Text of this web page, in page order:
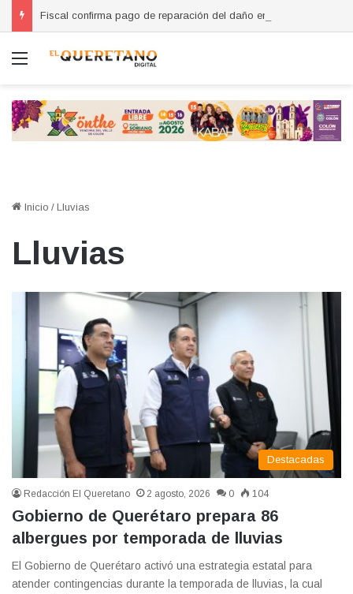
Menú
Inicio / Lluvias
Lluvias
Destacadas
Redacción El Queretano 2 agosto, 2026 0 104
Gobierno de Querétaro prepara 86
albergues por temporada de lluvias
El Gobierno de Querétaro activó una estrategia estatal para
atender contingencias durante la temporada de lluvias, la cual